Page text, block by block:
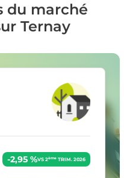
du marché
Ternay
-2,95 %VS 2èmeTRIM. 2026